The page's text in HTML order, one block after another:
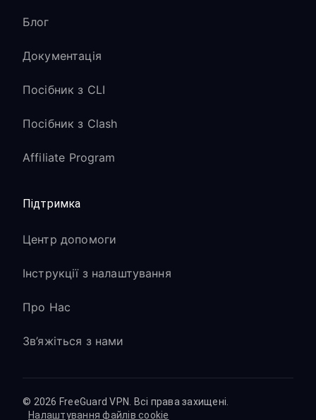
Блог
Документація
Посібник з CLI
Посібник з Clash
Affiliate Program
Підтримка
Центр допомоги
Інструкції з налаштування
Про Нас
Зв’яжіться з нами
© 2026 FreeGuard VPN. Всі права захищені.
Налаштування файлів cookie